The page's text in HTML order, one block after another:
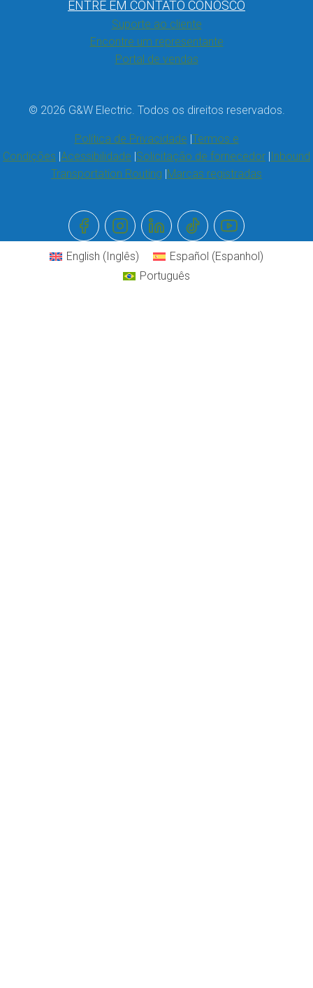
ENTRE EM CONTATO CONOSCO
Suporte ao cliente
Encontre um representante
Portal de vendas
© 2026 G&W Electric. Todos os direitos reservados.
Política de Privacidade Termos e
Condições Acessibilidade Solicitação de fornecedor Inbound
Transportation Routing Marcas registradas
English (Inglês) Español (Espanhol)
Português